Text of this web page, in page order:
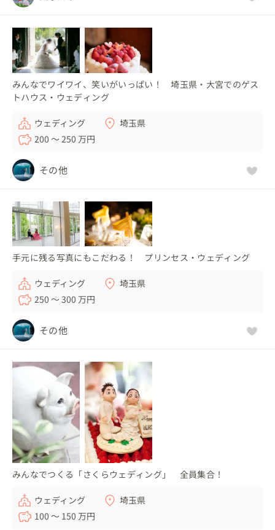
みんなでワイワイ、笑いがいっぱい！ 埼玉県・大宮でのゲス
トハウス・ウェディング
ウェディング
埼玉県
200 〜 250 万円
その他
手元に残る写真にもこだわる！ プリンセス・ウェディング
ウェディング
埼玉県
250 〜 300 万円
その他
みんなでつくる「さくらウェディング」 全員集合！
ウェディング
埼玉県
100 〜 150 万円